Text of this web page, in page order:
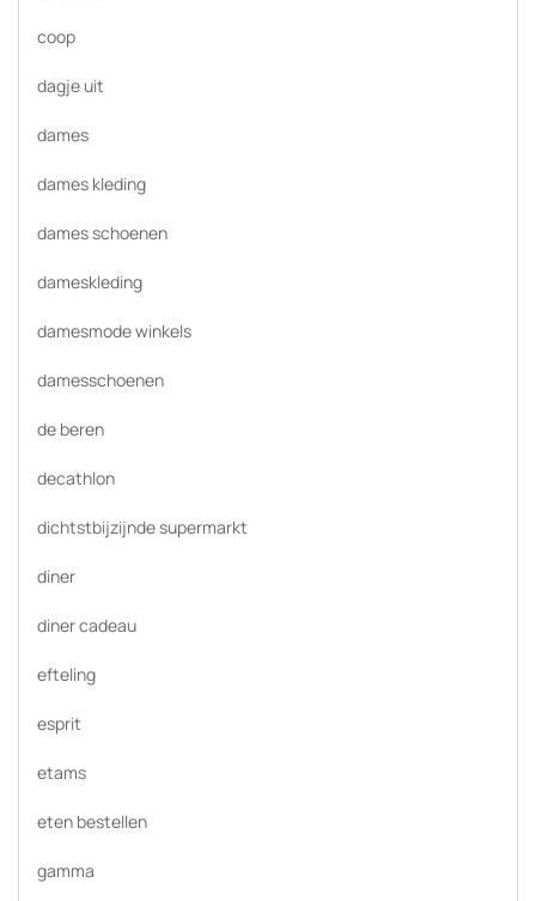
coop
dagje uit
dames
dames kleding
dames schoenen
dameskleding
damesmode winkels
damesschoenen
de beren
decathlon
dichtstbijzijnde supermarkt
diner
diner cadeau
efteling
esprit
etams
eten bestellen
gamma